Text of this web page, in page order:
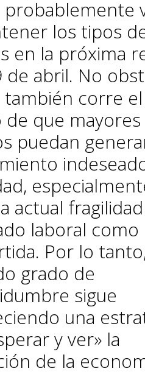
probablemente
los tipos
en la próxima
de abril. No
también corre el
de que mayores
puedan
actual
laboral
Por lo
grado de
sigue
una
y ver» la
de la